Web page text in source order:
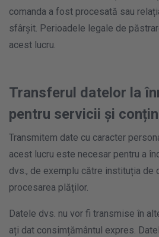
comanda a fost procesată sau
sfârșit. Perioadele legale de
acest lucru.
Transferul datelor la
pentru servicii și
Transmitem date cu caracter
acest lucru este necesar pentru a
dvs., de exemplu către instituția de
procesarea plăților.
Datele dvs. nu vor fi transmise în
ați dat consimțământul expres.